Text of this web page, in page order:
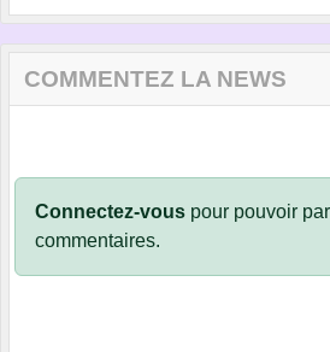
COMMENTEZ LA NEWS
Connectez-vous pour pouvoir
commentaires.